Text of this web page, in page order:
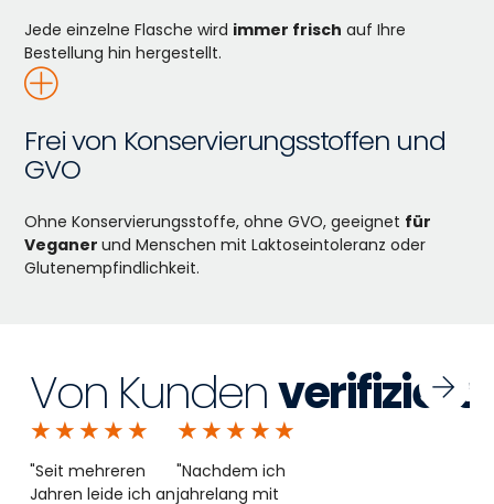
Jede einzelne Flasche wird immer frisch auf Ihre
Bestellung hin hergestellt.
Frei von Konservierungsstoffen und
GVO
Ohne Konservierungsstoffe, ohne GVO, geeignet für
Veganerund Menschen mit Laktoseintoleranz oder
Glutenempfindlichkeit.
Von Kundenverifiziert
★ ★ ★ ★ ★
"Seit mehreren
Jahren leide ich an
★ ★ ★ ★ ★
"Nachdem ich
jahrelang mit